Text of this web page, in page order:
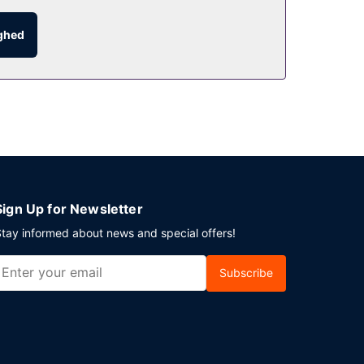
af roomservice (i et begrænset antal timer)
morgenmad serveres på hverdage fra
Up for Newsletter
informed about news and special offers!
Subscribe